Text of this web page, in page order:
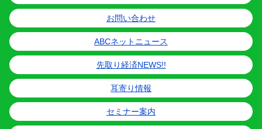
お問い合わせ
ABCネットニュース
先取り経済NEWS!!
耳寄り情報
セミナー案内